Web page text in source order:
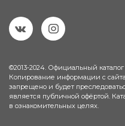
©2013-2024. Официальный
Копирование информации с
запрещено и будет
является публичной офёртой.
в ознакомительных целях.